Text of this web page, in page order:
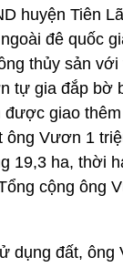
huyện Tiên
đê quốc
thủy sản
tự gia đắp bờ
được giao
ông Vươn 1
19,3 ha, thời
cộng ông
dụng đất, ông